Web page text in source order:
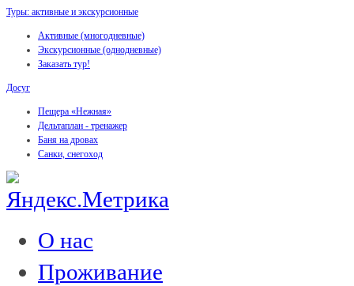
Туры: активные и экскурсионные
Активные (многодневные)
Экскурсионные (однодневные)
Заказать тур!
Досуг
Пещера «Нежная»
Дельтаплан - тренажер
Баня на дровах
Cанки, снегоход
О нас
Проживание